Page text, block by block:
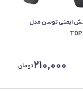
ایمنی توسن مدل
210,000تومان